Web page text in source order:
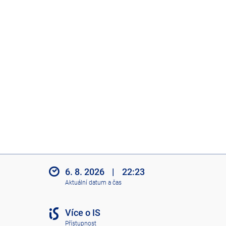
6. 8. 2026 | 22:23
Aktuální datum a čas
Více o IS
Přístupnost